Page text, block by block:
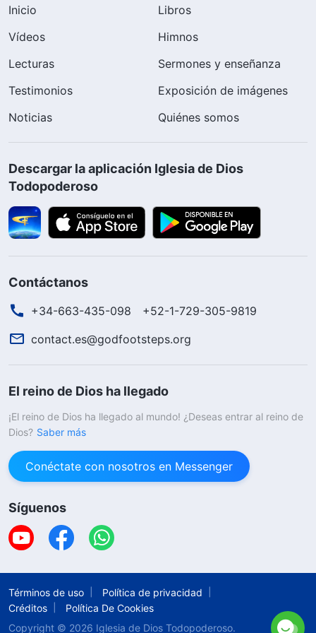
Inicio
Libros
Vídeos
Himnos
Lecturas
Sermones y enseñanza
Testimonios
Exposición de imágenes
Noticias
Quiénes somos
Descargar la aplicación Iglesia de Dios
Todopoderoso
Contáctanos
+34-663-435-098
+52-1-729-305-9819
contact.es@godfootsteps.org
El reino de Dios ha llegado
¡El reino de Dios ha llegado al mundo! ¿Deseas entrar al reino de
Dios? Saber más
Conéctate con nosotros en Messenger
Síguenos
Términos de uso
Política de privacidad
Créditos
Política De Cookies
Copyright © 2026 Iglesia de Dios Todopoderoso.